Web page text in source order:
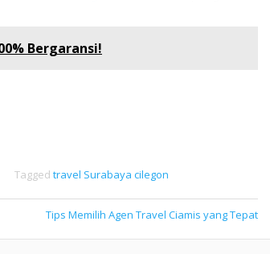
Bergaransi!
Tagged travel Surabaya cilegon
Tips Memilih Agen Travel Ciamis yang Tepat